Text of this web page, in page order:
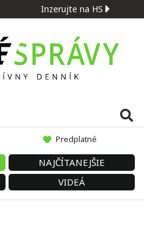
Inzerujte na HS
Predplatné
NAJČÍTANEJŠIE
VIDEÁ